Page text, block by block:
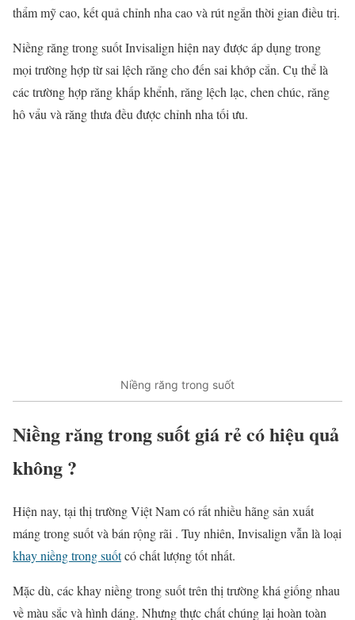
thẩm mỹ cao, kết quả chỉnh nha cao và rút ngắn thời gian điều trị.
Niềng răng trong suốt Invisalign hiện nay được áp dụng trong
mọi trường hợp từ sai lệch răng cho đến sai khớp cắn. Cụ thể là
các trường hợp răng khấp khểnh, răng lệch lạc, chen chúc, răng
hô vẩu và răng thưa đều được chỉnh nha tối ưu.
Niềng răng trong suốt
Niềng răng trong suốt giá rẻ có hiệu quả
không ?
Hiện nay, tại thị trường Việt Nam có rất nhiều hãng sản xuất
máng trong suốt và bán rộng rãi . Tuy nhiên, Invisalign vẫn là loại
khay niềng trong suốtcó chất lượng tốt nhất.
Mặc dù, các khay niềng trong suốt trên thị trường khá giống nhau
về màu sắc và hình dáng. Nhưng thực chất chúng lại hoàn toàn